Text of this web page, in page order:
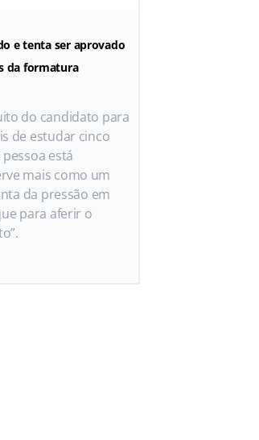
e tenta ser aprovado
da formatura
do candidato para
de estudar cinco
está
mais como um
da pressão em
para aferir o